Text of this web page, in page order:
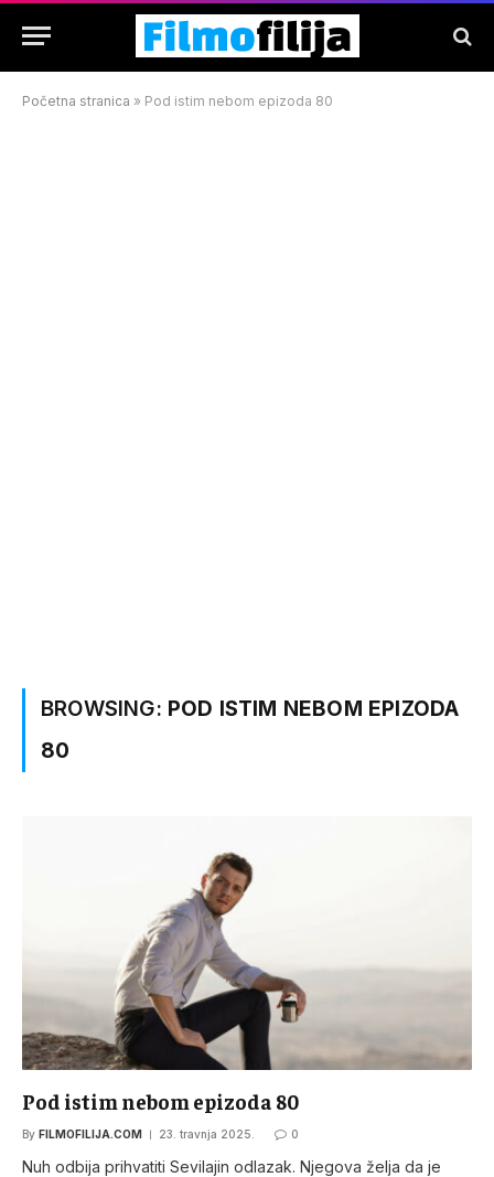
Početna stranica » Pod istim nebom epizoda 80
BROWSING: POD ISTIM NEBOM EPIZODA
80
Pod istim nebom epizoda 80
By FILMOFILIJA.COM 23. travnja 2025. 0
Nuh odbija prihvatiti Sevilajin odlazak. Njegova želja da je